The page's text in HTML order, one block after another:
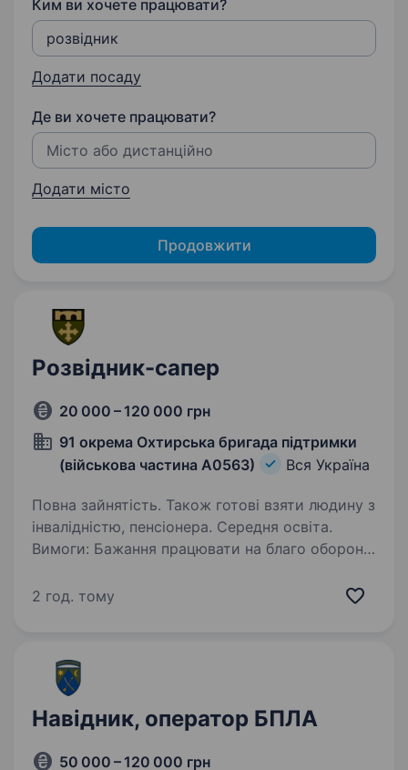
Ким ви хочете працювати?
Додати посаду
Де ви хочете працювати?
Додати місто
Продовжити
Розвідник-сапер
20 000 – 120 000 грн
91 окрема Охтирська бригада підтримки
(військова частина А0563)
Вся Україна
Повна зайнятість. Також готові взяти людину з
інвалідністю, пенсіонера. Середня освіта.
Вимоги: Бажання працювати на благо оборони
фізичних завдань. Відповідальність
підготовки,…
2 год. тому
Навідник, оператор БПЛА
50 000 – 120 000 грн